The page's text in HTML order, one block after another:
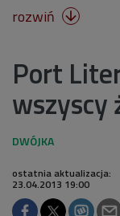
rozwiń 
Port
wszyscy
ostatnia aktualizacja:
23.04.2013 19:00